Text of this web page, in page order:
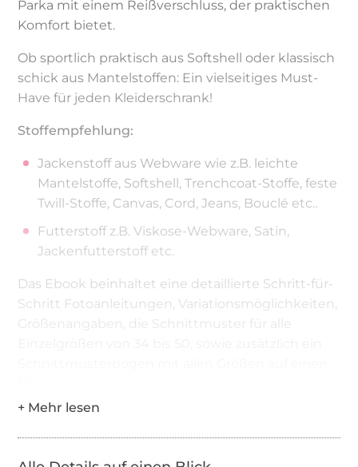
Parka mit einem Reißverschluss, der praktischen
Komfort bietet.
Ob sportlich praktisch aus Softshell oder klassisch
schick aus Mantelstoffen: Ein vielseitiges Must-
Have für jeden Kleiderschrank!
Stoffempfehlung:
Jackenstoff aus Webware wie z.B. leichte
Mantelstoffe, Softshell, Trenchcoat-Stoffe, feste
Twill-Stoffe, Canvas, Cord, Jeans, Bouclé etc..
Futterstoff z.B. Viskose-Webware, Satin,
Jackenfutterstoff etc.
Das Ebook beinhaltet eine detaillierte Schritt-für-
Schritt Fotoanleitungen, Variationsmöglichkeiten,
Größenangaben, die Schnittmuster für alle
Beim Ausdruck der Einzelgrößen ist die
Nahtzugabe mit einer gepunkteten Linie um die